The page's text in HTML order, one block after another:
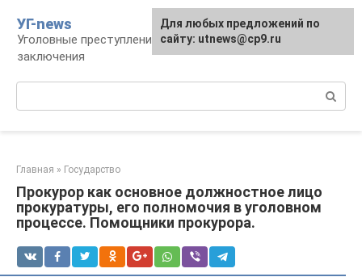
контенту
УГ-news
Уголовные преступления, наказания, места
заключения
Главная » Государство
Прокурор как основное должностное лицо
прокуратуры, его полномочия в уголовном
процессе. Помощники прокурора.
Для любых предложений по
сайту: utnews@cp9.ru